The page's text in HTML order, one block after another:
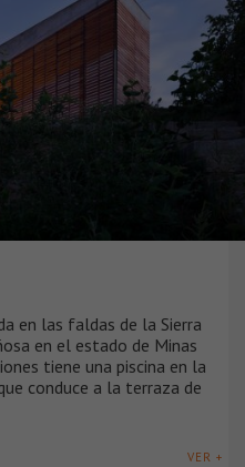
en las faldas de la Sierra
en el estado de Minas
tiene una piscina en la
conduce a la terraza de
VER +